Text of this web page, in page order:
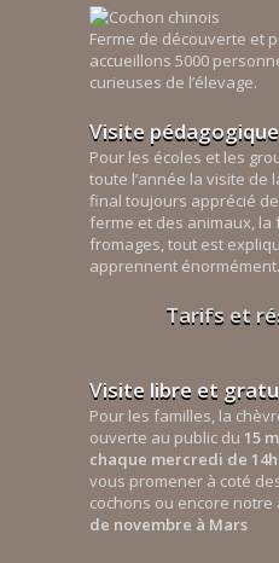
Ferme de découverte et
accueillons 5000
curieuses de l’élevage.
Visite pédagogique
Pour les écoles et les
toute l’année la visite de
final toujours apprécié
ferme et des animaux,
fromages, tout est
apprennent énormément.
Tarifs et
Visite libre et
Pour les familles, la
ouverte au public du 15
chaque mercredi de 14h
vous promener à coté
cochons ou encore notre
de novembre à Mars